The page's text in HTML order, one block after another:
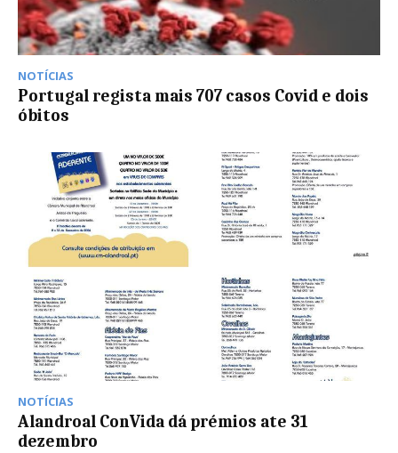
NOTÍCIAS
Portugal regista mais 707 casos Covid e dois
óbitos
NOTÍCIAS
Alandroal ConVida dá prémios ate 31
dezembro